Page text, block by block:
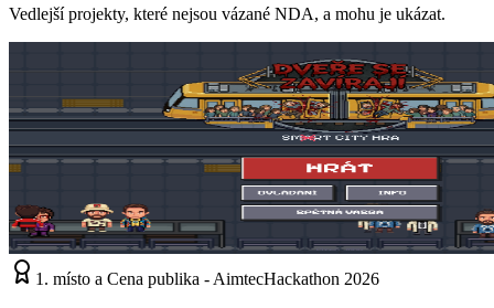
Vedlejší projekty, které nejsou vázané NDA, a mohu je ukázat.
1. místo a Cena publika - AimtecHackathon 2026